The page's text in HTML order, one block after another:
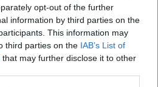
opt-out of the further
information by third parties on the
This information may
third parties on the IAB’s List of
that may further disclose it to other
ist eng mit der
Ebermannsdorf
beschreiben sie als
und als barocken Bau des